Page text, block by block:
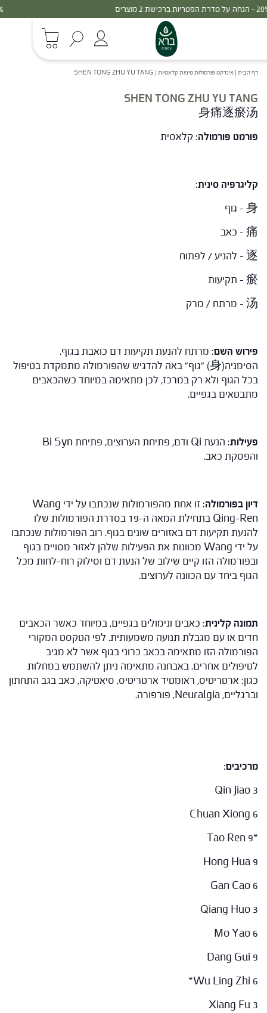
30% - הנחה על סדרת הפטריות ברכישת 3 מוצרים
דף הבית | אינדקס פורמולות סיניות קלאסיות |
SHEN TONG ZHU YU TANG
SHEN TONG ZHU YU TANG
身痛逐瘀汤
פורמט פורמולה: קלאסית
קליגרפיה סינית:
身 – גוף
痛 – כאב
逐 – להניע / לפתוח
瘀 – תקיעות
汤 – מרתח / מרק
פירוש השם: מרתח להנעת תקיעות דם כואבת בגוף.
הסימניה(身) "גוף" באה להדגיש שהפורמולה מתמקדת בטיפול
בכל הגוף ולא רק במרכז, לכן מתאימה במיוחד כשהכאבים
מתבטאים בגפיים.
פעילות
: הנעת Qi ודם, פתיחת הערוצים, פתיחת Bi Syn
והפסקת כאב.
דיון בפורמולה
: זו אחת מהפורמולות שנכתבו על ידי Wang
Qing-Ren בתחילת המאה ה-19 בסדרת הפורמולות שלו
להנעת תקיעות דם באזורים שונים בגוף. רוב הפורמולות שנכתבו
על ידי Wang מכוונות את הפעילות שלהן לאזור מסויים בגוף
ובפורמולה הזו קיים שילוב של הנעת דם וסילוק רוח-לחות מכל
הגוף ביחד עם הכוונה לערוצים.
תמונה קלינית: כאבים ונימולים בגפיים, במיוחד כאשר הכאבים
חדים או עם מגבלת תנועה משמעותית. לפי הטקסט המקורי
הפורמולה הזו מתאימה בכאב כרוני בגוף אשר לא מגיב
לטיפולים אחרים. באבחנה מתאימה ניתן להשתמש במחלות
כגון: ארטריטיס, ראומטיד ארטריטיס, סיאטיקה, כאב בגב התחתון
וברגליים, Neuralgia, פורפורה.
מרכיבים:
Qin Jiao 3
Chuan Xiong 6
*Tao Ren 9
Hong Hua 9
Gan Cao 6
Qiang Huo 3
Mo Yao 6
Dang Gui 9
Wu Ling Zhi 6*
Xiang Fu 3